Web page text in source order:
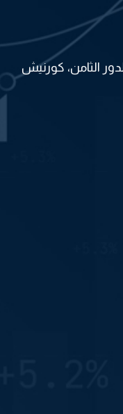
الثامن، كورنيش